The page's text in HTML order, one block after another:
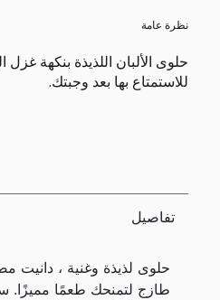
نظرة عامة
حلوى الألبان اللذيذة بنكهة غزل
للاستمتاع بها بعد وجبتك.
تفاصيل
طازج لتمنحك طعمًا مميزًا.